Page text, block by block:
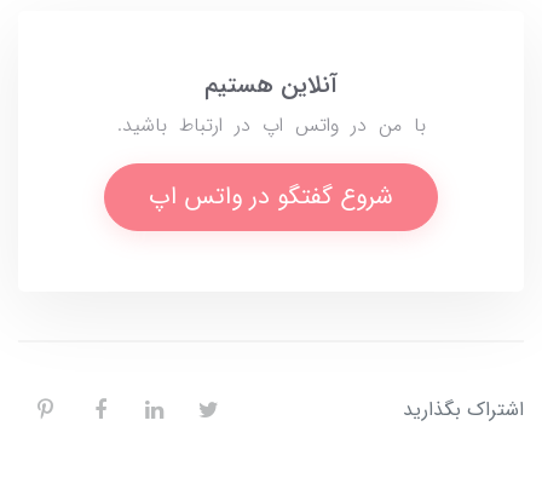
آنلاین هستیم
با من در واتس اپ در ارتباط باشید.
شروع گفتگو در واتس اپ
اشتراک بگذارید